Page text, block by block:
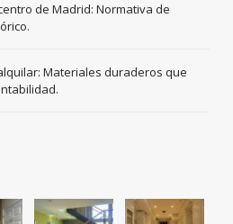
de Madrid: Normativa de
Materiales duraderos que